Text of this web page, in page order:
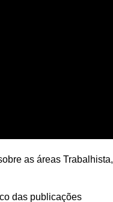
as áreas Trabalhista,
das publicações